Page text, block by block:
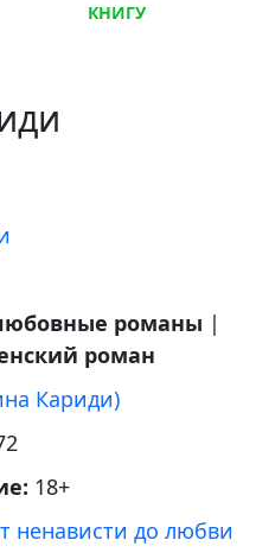
КНИГУ
романы |
роман
Кариди)
18+
ненависти до любви